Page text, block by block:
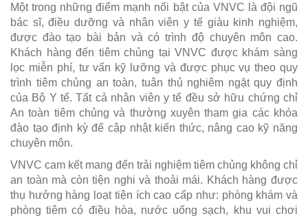
Một trong những điểm mạnh nổi bật của VNVC là đội ngũ
bác sĩ, điều dưỡng và nhân viên y tế giàu kinh nghiệm,
được đào tạo bài bản và có trình độ chuyên môn cao.
Khách hàng đến tiêm chủng tại VNVC được khám sàng
lọc miễn phí, tư vấn kỹ lưỡng và được phục vụ theo quy
trình tiêm chủng an toàn, tuân thủ nghiêm ngặt quy định
của Bộ Y tế. Tất cả nhân viên y tế đều sở hữu chứng chỉ
An toàn tiêm chủng và thường xuyên tham gia các khóa
đào tạo định kỳ để cập nhật kiến thức, nâng cao kỹ năng
chuyên môn.
VNVC cam kết mang đến trải nghiệm tiêm chủng không chỉ
an toàn mà còn tiện nghi và thoải mái. Khách hàng được
thụ hưởng hàng loạt tiện ích cao cấp như: phòng khám và
phòng tiêm có điều hòa, nước uống sạch, khu vui chơi